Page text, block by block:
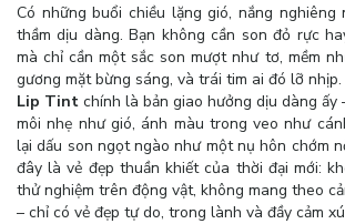
Có những buổi chiều lặng gió, nắng
thầm dịu dàng. Bạn không cần son đỏ rực
mà chỉ cần một sắc son mượt như tơ, mềm
gương mặt bừng sáng, và trái tim ai đó lỡ nhịp.
Lip Tint chính là bản giao hưởng dịu dàng ấy
môi nhẹ như gió, ánh màu trong veo như
lại dấu son ngọt ngào như một nụ hôn chớm
đây là vẻ đẹp thuần khiết của thời đại mới:
thử nghiệm trên động vật, không mang theo
– chỉ có vẻ đẹp tự do, trong lành và đầy cảm